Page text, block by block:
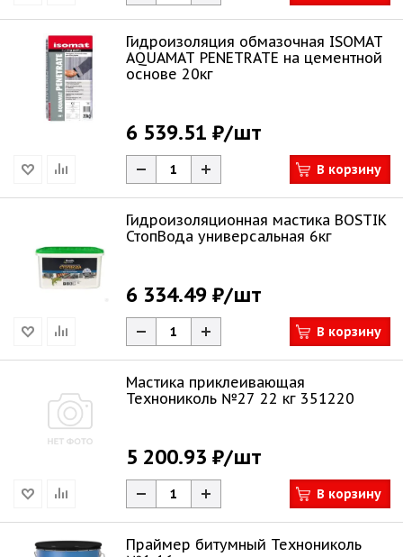
Гидроизоляция обмазочная ISOMAT
AQUAMAT PENETRATE на цементной
основе 20кг
6 539.51 ₽/шт
В корзину
Гидроизоляционная мастика BOSTIK
СтопВода универсальная 6кг
6 334.49 ₽/шт
В корзину
Мастика приклеивающая
Технониколь №27 22 кг 351220
5 200.93 ₽/шт
В корзину
Праймер битумный Технониколь